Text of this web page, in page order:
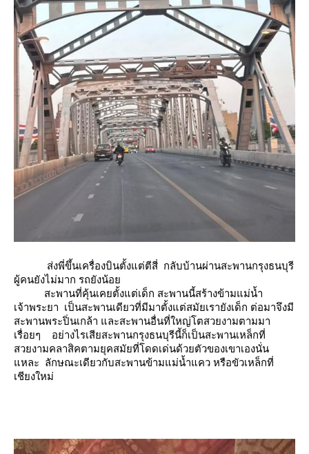
ส่งพี่ขึ้นเครื่องบินตั้งแต่ตีสี่ กลับบ้านผ่านสะพานกรุงธนบุรี
ผู้คนยังไม่มาก รถยังน้อ
สะพานที่คุ้นเคยตั้งแต่เด็ก สะพานนี้สร้างข้ามแม่น้ำ
เจ้าพระยา เป็นสะพานเดียวที่มีมาตั้งแต่สมัยเรายังเด็ก ต่อมาจึงมี
สะพานพระปิ่นเกล้า และสะพานอื่นที่ใหญ่โตสวยงามตามมา
เรื่อยๆ อย่างไรเสียสะพานกรุงธนบุรีนี้ก็เป็นสะพานเหล็กที่
สวยงามคลาสิคตามยุคสมัยที่โดดเด่นด้วยตัวของเขาเองนั่น
หละ ลักษณะเดียวกับสะพานข้ามแม่น้ำแคว หรือขัวเหล็กที่
เชียงใหม่